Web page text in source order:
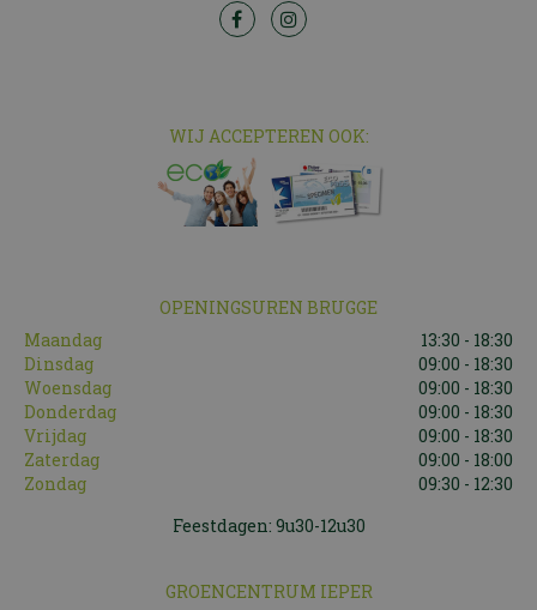
WIJ ACCEPTEREN OOK:
OPENINGSUREN BRUGGE
Maandag
13:30 - 18:30
Dinsdag
09:00 - 18:30
Woensdag
09:00 - 18:30
Donderdag
09:00 - 18:30
Vrijdag
09:00 - 18:30
Zaterdag
09:00 - 18:00
Zondag
09:30 - 12:30
Feestdagen: 9u30-12u30
GROENCENTRUM IEPER